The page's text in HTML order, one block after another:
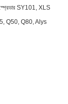
SY101, XLS
Q50, Q80, Alys